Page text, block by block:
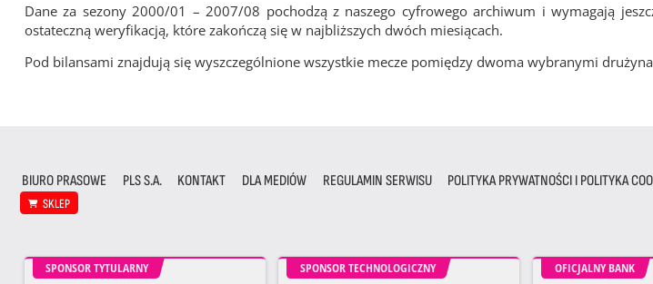
Dane za sezony 2000/01 – 2007/08 pochodzą z naszego cyfrowego archiwum i wymagają
ostateczną weryfikacją, które zakończą się w najbliższych dwóch miesiącach.
Pod bilansami znajdują się wyszczególnione wszystkie mecze pomiędzy dwoma wybranymi
BIURO PRASOWE PLS S.A. KONTAKT DLA MEDIÓW REGULAMIN SERWISU POLITYKA PRYWATNOŚCI I POLITYKA
SKLEP
SPONSOR TYTULARNY SPONSOR TECHNOLOGICZNY OFICJALNY BANK